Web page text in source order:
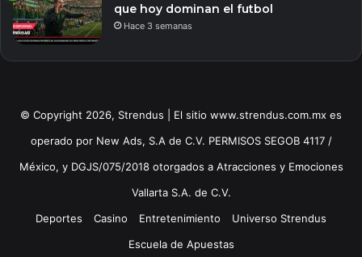
que hoy dominan el futbol
Hace 3 semanas
© Copyright 2026, Strendus | El sitio www.strendus.com.mx es
operado por New Ads, S.A de C.V. PERMISOS SEGOB 4117 /
México, y DGJS/075/2018 otorgados a Atracciones y Emociones
Vallarta S.A. de C.V.
Deportes
Casino Entretenimiento
Universo Strendus
Escuela de Apuestas